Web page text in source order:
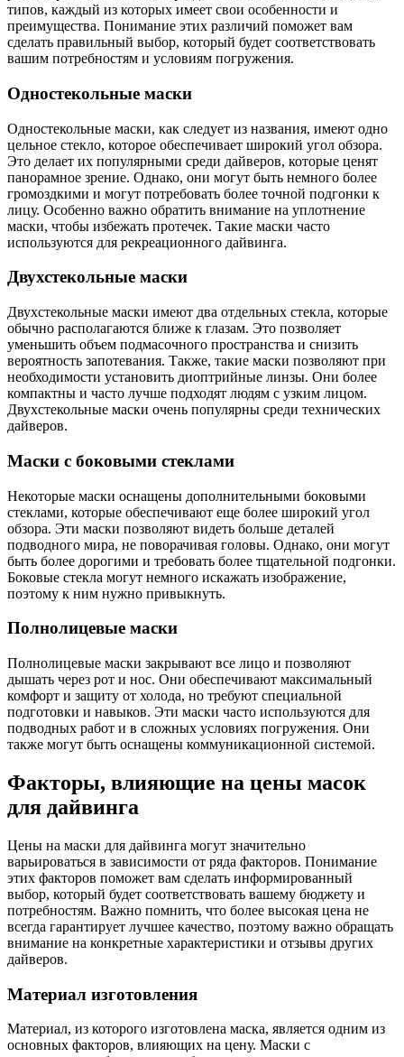
типов, каждый из которых имеет свои особенности и
преимущества. Понимание этих различий поможет вам
сделать правильный выбор, который будет соответствовать
вашим потребностям и условиям погружения.
Одностекольные маски
Одностекольные маски, как следует из названия, имеют одно
цельное стекло, которое обеспечивает широкий угол обзора.
Это делает их популярными среди дайверов, которые ценят
панорамное зрение. Однако, они могут быть немного более
громоздкими и могут потребовать более точной подгонки к
лицу. Особенно важно обратить внимание на уплотнение
маски, чтобы избежать протечек. Такие маски часто
используются для рекреационного дайвинга.
Двухстекольные маски
Двухстекольные маски имеют два отдельных стекла, которые
обычно располагаются ближе к глазам. Это позволяет
уменьшить объем подмасочного пространства и снизить
вероятность запотевания. Также, такие маски позволяют при
необходимости установить диоптрийные линзы. Они более
компактны и часто лучше подходят людям с узким лицом.
Двухстекольные маски очень популярны среди технических
дайверов.
Маски с боковыми стеклами
Некоторые маски оснащены дополнительными боковыми
стеклами, которые обеспечивают еще более широкий угол
обзора. Эти маски позволяют видеть больше деталей
подводного мира, не поворачивая головы. Однако, они могут
быть более дорогими и требовать более тщательной подгонки.
Боковые стекла могут немного искажать изображение,
поэтому к ним нужно привыкнуть.
Полнолицевые маски
Полнолицевые маски закрывают все лицо и позволяют
дышать через рот и нос. Они обеспечивают максимальный
комфорт и защиту от холода, но требуют специальной
подготовки и навыков. Эти маски часто используются для
подводных работ и в сложных условиях погружения. Они
также могут быть оснащены коммуникационной системой.
Факторы, влияющие на цены масок
для дайвинга
Цены на маски для дайвинга могут значительно
варьироваться в зависимости от ряда факторов. Понимание
этих факторов поможет вам сделать информированный
выбор, который будет соответствовать вашему бюджету и
потребностям. Важно помнить, что более высокая цена не
всегда гарантирует лучшее качество, поэтому важно обращать
внимание на конкретные характеристики и отзывы других
дайверов.
Материал изготовления
Материал, из которого изготовлена маска, является одним из
основных факторов, влияющих на цену. Маски с